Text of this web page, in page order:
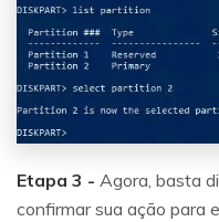
Etapa 3 - Agora, basta
confirmar sua ação para